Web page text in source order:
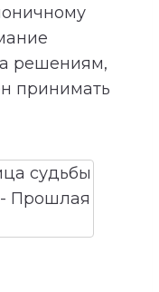
решениям,
принимать